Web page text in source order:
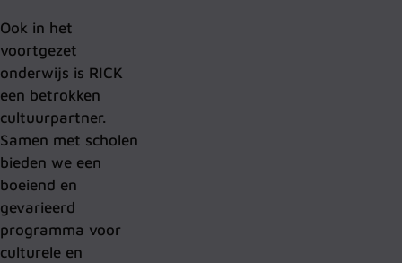
Ook in het
voortgezet
onderwijs is RICK
een betrokken
cultuurpartner.
Samen met scholen
bieden we een
boeiend en
gevarieerd
programma voor
culturele en